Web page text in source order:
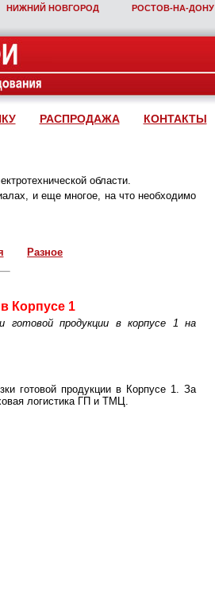
НИЖНИЙ НОВГОРОД
РОСТОВ‑НА‑ДОНУ
РАСПРОДАЖА КОНТАКТЫ
области.
и еще многое, на что необходимо
Разное
Корпусе 1
готовой продукции в корпусе 1 на
готовой продукции в Корпусе 1. За
логистика ГП и ТМЦ.